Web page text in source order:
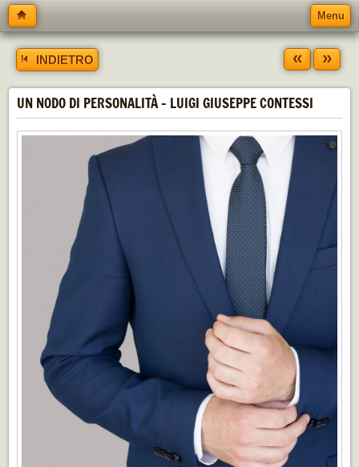
Menu
INDIETRO « »
UN NODO DI PERSONALITÀ - LUIGI GIUSEPPE CONTESSI